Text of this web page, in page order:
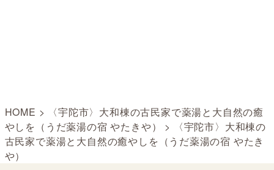
HOME >
〈宇陀市〉大和棟の古民家で薬湯と大自然の癒
やしを（うだ薬湯の宿 やたきや）
>
〈宇陀市〉大和棟の
古民家で薬湯と大自然の癒やしを（うだ薬湯の宿 やたき
や）